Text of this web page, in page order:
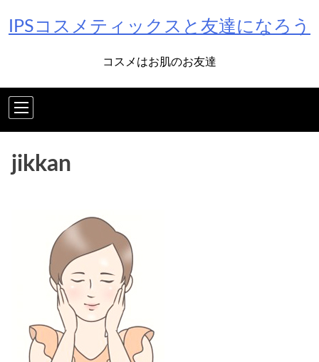
IPSコスメティックスと友達になろう
コスメはお肌のお友達
jikkan